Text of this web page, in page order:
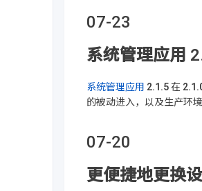
07-23
系统管理应用
系统管理应用 2.1.5在
的被动进入，以及生产环
07-20
更便捷地更换